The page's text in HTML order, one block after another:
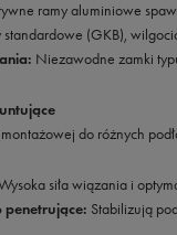
ramy aluminiowe
standardowe (GKB),
Niezawodne zamki
do różnych
siła wiązania i
penetrujące: Stabilizują